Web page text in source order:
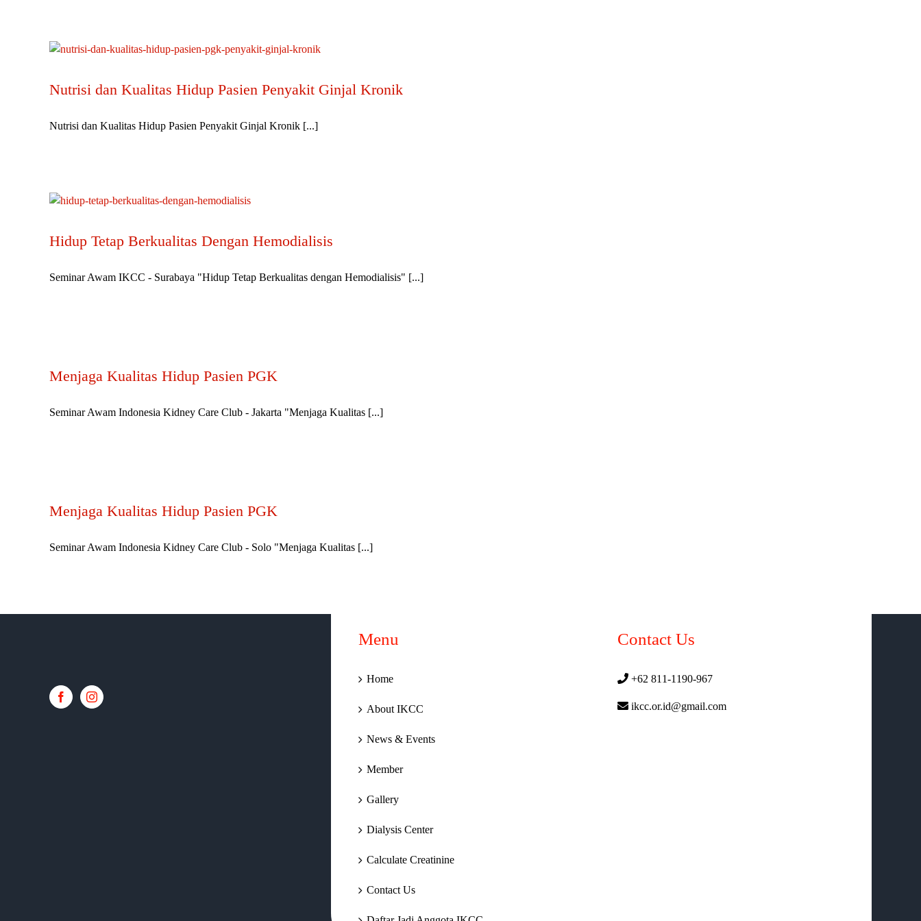
Nutrisi dan Kualitas Hidup Pasien Penyakit Ginjal Kronik
Nutrisi dan Kualitas Hidup Pasien Penyakit Ginjal Kronik [...]
Hidup Tetap Berkualitas Dengan Hemodialisis
Seminar Awam IKCC - Surabaya "Hidup Tetap Berkualitas dengan Hemodialisis" [...]
Menjaga Kualitas Hidup Pasien PGK
Seminar Awam Indonesia Kidney Care Club - Jakarta "Menjaga Kualitas [...]
Menjaga Kualitas Hidup Pasien PGK
Seminar Awam Indonesia Kidney Care Club - Solo "Menjaga Kualitas [...]
Menu
Home
About IKCC
News & Events
Member
Gallery
Dialysis Center
Calculate Creatinine
Contact Us
Contact Us
+62 811-1190-967
ikcc.or.id@gmail.com